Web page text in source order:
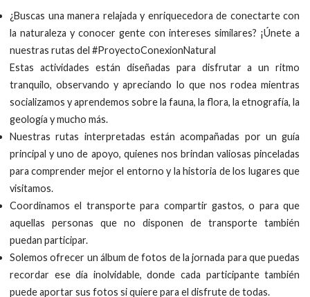
¿Buscas una manera relajada y enriquecedora de conectarte con
la naturaleza y conocer gente con intereses similares? ¡Únete a
nuestras rutas del #ProyectoConexionNatural
Estas actividades están diseñadas para disfrutar a un ritmo
tranquilo, observando y apreciando lo que nos rodea mientras
socializamos y aprendemos sobre la fauna, la flora, la etnografía, la
geología y mucho más.
Nuestras rutas interpretadas están acompañadas por un guía
principal y uno de apoyo, quienes nos brindan valiosas pinceladas
para comprender mejor el entorno y la historia de los lugares que
visitamos.
Coordinamos el transporte para compartir gastos, o para que
aquellas personas que no disponen de transporte también
puedan participar.
Solemos ofrecer un álbum de fotos de la jornada para que puedas
recordar ese día inolvidable, donde cada participante también
puede aportar sus fotos si quiere para el disfrute de todas.